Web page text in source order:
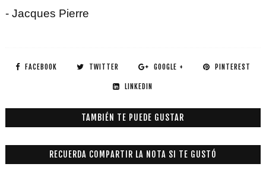
- Jacques Pierre
FACEBOOK TWITTER GOOGLE + PINTEREST
LINKEDIN
TAMBIÉN TE PUEDE GUSTAR
RECUERDA COMPARTIR LA NOTA SI TE GUSTÓ